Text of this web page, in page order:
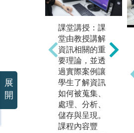
課堂講授：課
堂由教授講解
資訊相關的重
要理論，並透
過實際案例讓
學生了解資訊
如何被蒐集、
處理、分析、
儲存與呈現。
課程內容豐
展
開